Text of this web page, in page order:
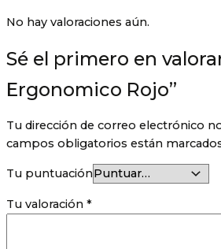
No hay valoraciones aún.
Sé el primero en
Ergonomico Rojo”
Tu dirección de correo electrónico
campos obligatorios están
Tu puntuación
Tu valoración *